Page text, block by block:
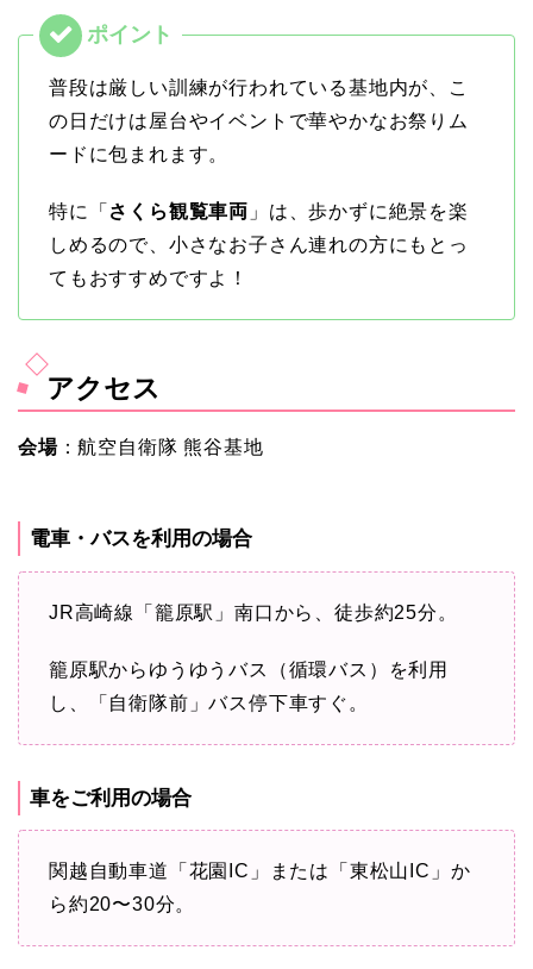
普段は厳しい訓練が行われている基地内が、こ
の日だけは屋台やイベントで華やかなお祭りム
ードに包まれます。
特に「 さくら観覧車両 」は、歩かずに絶景を楽
しめるので、小さなお子さん連れの方にもとっ
てもおすすめですよ！
アクセス
会場：航空自衛隊 熊谷基地
電車・バスを利用の場合
JR高崎線「籠原駅」南口から、徒歩約25分。
籠原駅からゆうゆうバス（循環バス）を利用
し、「自衛隊前」バス停下車すぐ。
車をご利用の場合
関越自動車道「花園IC」または「東松山IC」か
ら約20〜30分。